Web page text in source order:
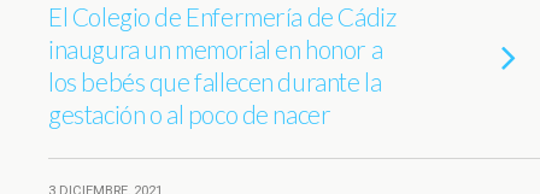
El Colegio de Enfermería de Cádiz
inaugura un memorial en honor a
los bebés que fallecen durante la
gestación o al poco de nacer